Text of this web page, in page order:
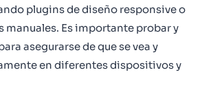
plugins de diseño responsive o
manuales. Es importante probar y
asegurarse de que se vea y
en diferentes dispositivos y